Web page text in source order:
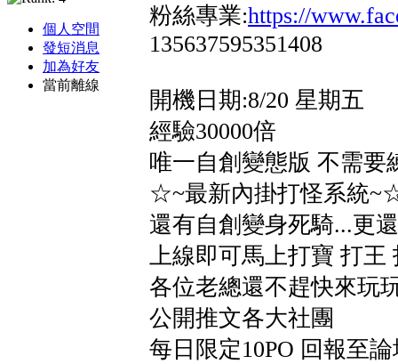
個人空間
發短消息
加為好友
當前離線
粉絲專業:https://
135637595351408
開機日期:8/20 星期五
經驗30000倍
唯一自創變態版 不需要
☆~最新內掛打怪系統
還有自創變身死騎...更
上線即可馬上打寶 打王
各位老總還不趕快來玩
公開推文各大社團
每日限定10PO 回報至